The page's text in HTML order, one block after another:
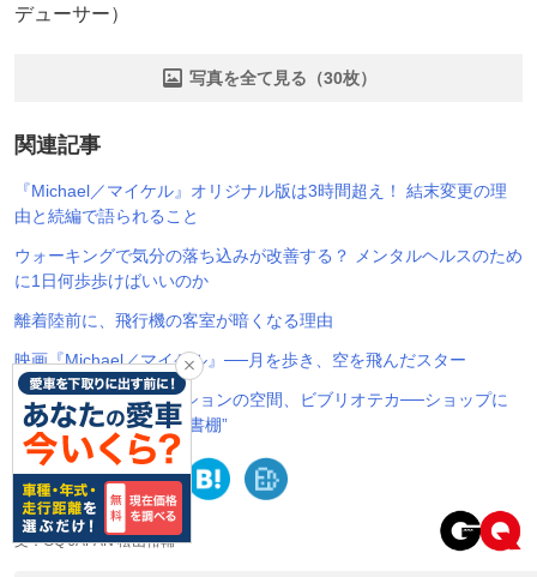
デューサー）
写真を全て見る（30枚）
関連記事
『Michael／マイケル』オリジナル版は3時間超え！ 結末変更の理
由と続編で語られること
ウォーキングで気分の落ち込みが改善する？ メンタルヘルスのため
に1日何歩歩けばいいのか
離着陸前に、飛行機の客室が暗くなる理由
映画『Michael／マイケル』──月を歩き、空を飛んだスター
感性で巡る本とファッションの空間、ビブリオテカ──ショップに
生まれる“もうひとつの書棚”
文：GQ JAPAN 松山裕輔